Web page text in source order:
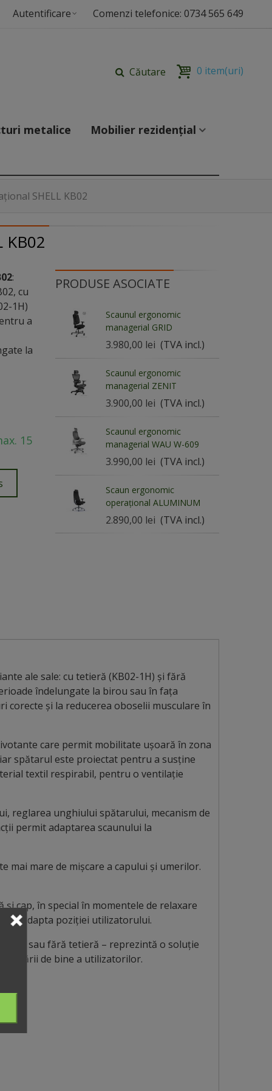
Autentificare Comenzi telefonice: 0734 565 649
Căutare 0 item(uri)
metalice Mobilier rezidențial
SHELL KB02
KB02
:
cu
1H)
a
la
15
PRODUSE ASOCIATE
Scaunul ergonomic
managerial GRID
3.980,00 lei (TVA incl.)
Scaunul ergonomic
managerial ZENIT
3.900,00 lei (TVA incl.)
Scaunul ergonomic
managerial WAU W-609
3.990,00 lei (TVA incl.)
Scaun ergonomic
operațional ALUMINUM
2.890,00 lei (TVA incl.)
ale sale: cu tetieră (KB02-1H) și fără
îndelungate la birou sau în fața
și la reducerea oboselii musculare în
care permit mobilitate ușoară în zona
spătarul este proiectat pentru a susține
textil respirabil, pentru o ventilație
reglarea unghiului spătarului, mecanism de
permit adaptarea scaunului la
mare de mișcare a capului și umerilor.
cap, în special în momentele de relaxare
se adapta poziției utilizatorului.
– cu sau fără tetieră – reprezintă o soluție
stării de bine a utilizatorilor.